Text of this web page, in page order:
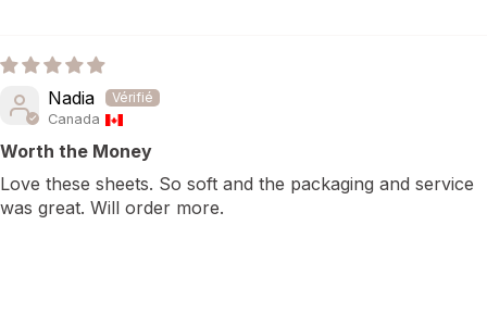
Nadia
Canada
Worth the Money
Love these sheets. So soft and the packaging and service
was great. Will order more.